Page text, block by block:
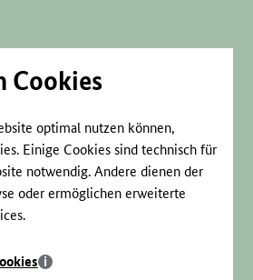
Cookies
optimal nutzen können,
Einige Cookies sind technisch für
notwendig. Andere dienen der
oder ermöglichen erweiterte